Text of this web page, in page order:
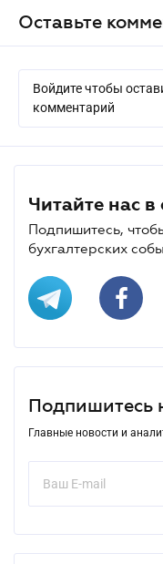
Оставьте
Войдите чтобы
комментарий
Читайте нас в
Подпишитесь,
бухгалтерских
Подпишитесь
Главные новости и